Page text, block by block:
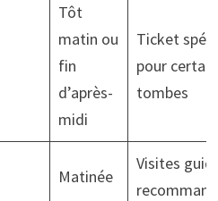
Tôt
matin ou
fin
d’après-
midi
Ticket
pour
tombes
Matinée
Visites